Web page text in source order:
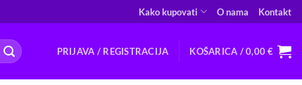
Kako kupovati O nama Kontakt
PRIJAVA / REGISTRACIJA KOŠARICA /0,00€